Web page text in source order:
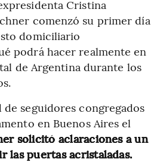
Cristina
comenzó su primer día
domiciliario
podrá hacer realmente en
de Argentina durante los
seguidores congregados
en Buenos Aires el
solicitó aclaraciones a un
las puertas acristaladas.